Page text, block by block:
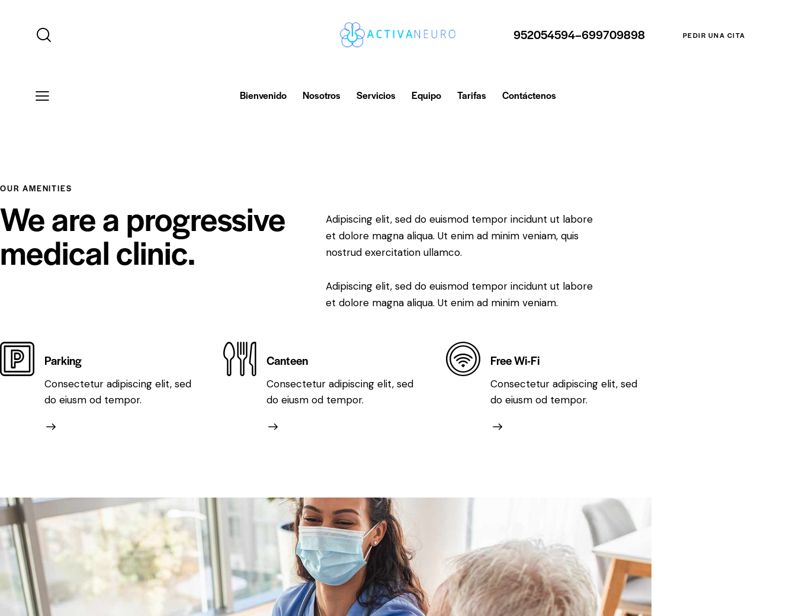
952054594–699709898 PEDIR UNA CITA
Bienvenido Nosotros Servicios Equipo Tarifas Contáctenos
OUR AMENITIES
We are a progressive
medical clinic.
Adipiscing elit, sed do euismod tempor incidunt ut labore
et dolore magna aliqua. Ut enim ad minim veniam, quis
nostrud exercitation ullamco.
Adipiscing elit, sed do euismod tempor incidunt ut labore
et dolore magna aliqua. Ut enim ad minim veniam.
Parking
Consectetur adipiscing elit, sed
do eiusm od tempor.
Canteen
Consectetur adipiscing elit, sed
do eiusm od tempor.
Free Wi-Fi
Consectetur adipiscing elit, sed
do eiusm od tempor.